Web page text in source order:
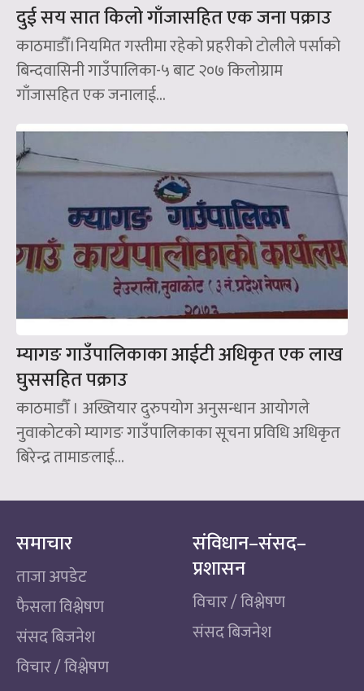
दुई सय सात किलो गाँजासहित एक जना पक्राउ
काठमाडौँ।नियमित गस्तीमा रहेको प्रहरीको टोलीले पर्साको
बिन्दवासिनी गाउँपालिका-५ बाट २०७ किलोग्राम
गाँजासहित एक जनालाई...
म्यागङ गाउँपालिकाका आईटी अधिकृत एक लाख
घुससहित पक्राउ
काठमाडौँ । अख्तियार दुरुपयोग अनुसन्धान आयोगले
नुवाकोटको म्यागङ गाउँपालिकाका सूचना प्रविधि अधिकृत
बिरेन्द्र तामाङलाई...
समाचार
ताजा अपडेट
फैसला विश्लेषण
संसद बिजनेश
विचार / विश्लेषण
संविधान–संसद–
प्रशासन
विचार / विश्लेषण
संसद बिजनेश